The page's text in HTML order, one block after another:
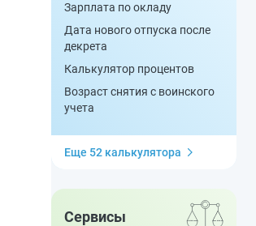
Зарплата по окладу
Дата нового отпуска после
декрета
Калькулятор процентов
Возраст снятия с воинского
учета
Еще 52 калькулятора
Сервисы